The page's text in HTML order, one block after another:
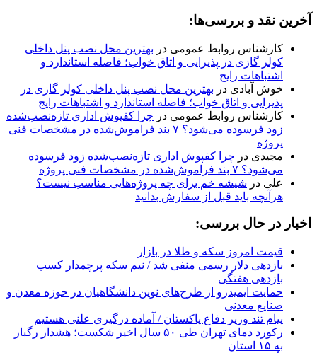
آخرین نقد و بررسی‌ها:
کارشناس روابط عمومی در بهترین محل نصب پنل داخلی
کولر گازی در پذیرایی و اتاق خواب؛ فاصله استاندارد و
اشتباهات رایج
خوش آبادی در بهترین محل نصب پنل داخلی کولر گازی در
پذیرایی و اتاق خواب؛ فاصله استاندارد و اشتباهات رایج
کارشناس روابط عمومی در چرا کفپوش اداری تازه‌نصب‌شده
زود فرسوده می‌شود؟ ۷ بند فراموش‌شده در مشخصات فنی
پروژه
مجیدی در چرا کفپوش اداری تازه‌نصب‌شده زود فرسوده
می‌شود؟ ۷ بند فراموش‌شده در مشخصات فنی پروژه
علی در شیشه خم برای چه پروژه‌هایی مناسب نیست؟
هرآنچه باید قبل از سفارش بدانید
اخبار در حال بررسی:
قیمت امروز سکه و طلا در بازار
بازدهی دلار رسمی منفی شد / نیم سکه پرچمدار کسب
بازدهی هفتگی
حمایت ایمیدرو از طرح‌های نوین دانشگاهیان در حوزه معدن و
صنایع معدنی
پیام تند وزیر دفاع پاکستان / آماده درگیری علنی هستیم
رکورد دمای تهران طی ۵۰ سال اخیر شکست؛ هشدار رگبار
به ۱۵ استان